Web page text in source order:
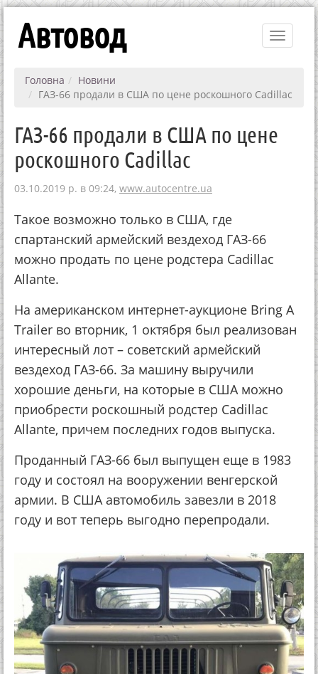
Toggle
Автовод
Головна
Новини
ГАЗ-66 продали в США по цене роскошного Сadillac
ГАЗ-66 продали в США по цене
роскошного Сadillac
03.10.2019 р. в 09:24, www.autocentre.ua
Такое возможно только в США, где
спартанский армейский вездеход ГАЗ-66
можно продать по цене родстера Cadillac
Allante.
На американском интернет-аукционе Bring А
Trailer во вторник, 1 октября был реализован
интересный лот – советский армейский
вездеход ГАЗ-66. За машину выручили
хорошие деньги, на которые в США можно
приобрести роскошный родстер Cadillac
Allante, причем последних годов выпуска.
Проданный ГАЗ-66 был выпущен еще в 1983
году и состоял на вооружении венгерской
армии. В США автомобиль завезли в 2018
году и вот теперь выгодно перепродали.